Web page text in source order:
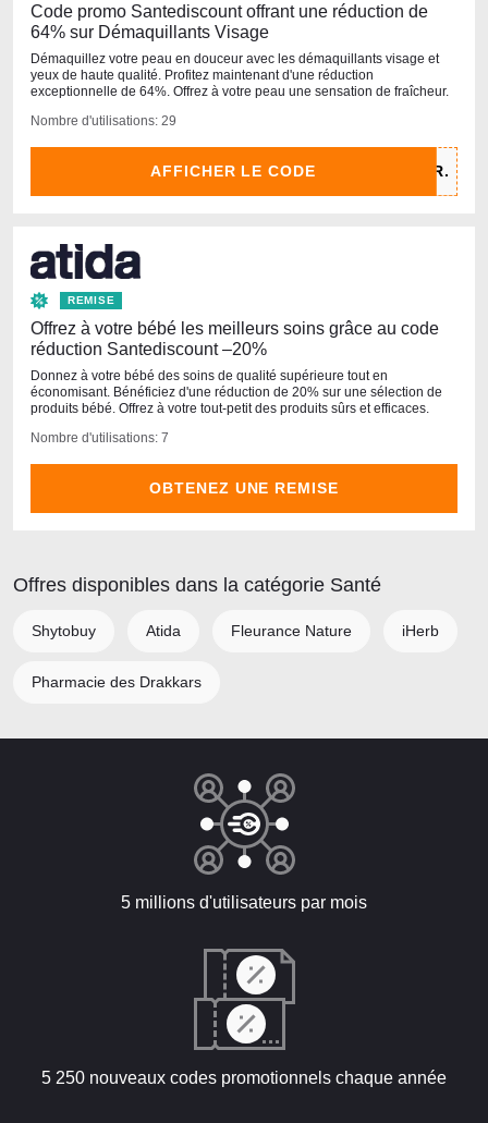
Code promo Santediscount offrant une réduction de
64% sur Démaquillants Visage
Démaquillez votre peau en douceur avec les démaquillants visage et
yeux de haute qualité. Profitez maintenant d'une réduction
exceptionnelle de 64%. Offrez à votre peau une sensation de fraîcheur.
Nombre d'utilisations: 29
AFFICHER LE CODE
REMISE
Offrez à votre bébé les meilleurs soins grâce au code
réduction Santediscount –20%
Donnez à votre bébé des soins de qualité supérieure tout en
économisant. Bénéficiez d'une réduction de 20% sur une sélection de
produits bébé. Offrez à votre tout-petit des produits sûrs et efficaces.
Nombre d'utilisations: 7
OBTENEZ UNE REMISE
Offres disponibles dans la catégorie Santé
Shytobuy Atida Fleurance Nature iHerb
Pharmacie des Drakkars
5 millions d'utilisateurs par mois
5 250 nouveaux codes promotionnels chaque année